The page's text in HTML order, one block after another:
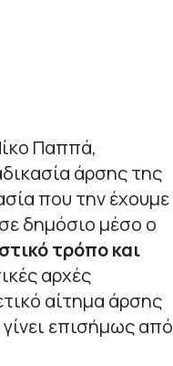
Παππά,
άρσης της
που την έχουμε
δημόσιο μέσο ο
τρόπο και
αρχές
αίτημα άρσης
επισήμως από